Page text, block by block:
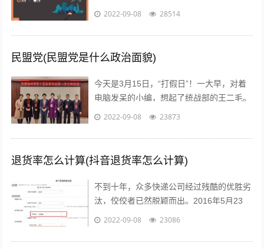
的统称，白天看案例写文案，晚上看稿子改
2022-09-08 28514
民盟党(民盟党是什么政治面貌)
今天是3月15日，“打假日”！一大早，对着
电脑发呆的小编，想起了统战部的王二毛。
有一天，王二毛吃完饭遛弯遇见隔壁王阿
2022-09-08 23873
退货率怎么计算(抖音退货率怎么计算)
不到十年，众多快递公司经过残酷的优胜劣
汰，佼佼者已然脱颖而出。2016年5月23
日，鼎泰新材（002352.SZ)披露了“重大资
2022-09-08 23086